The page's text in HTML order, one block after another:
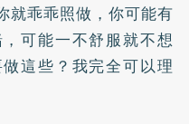
就乖乖照做，你可能有
可能一不舒服就不想
這些？我完全可以理